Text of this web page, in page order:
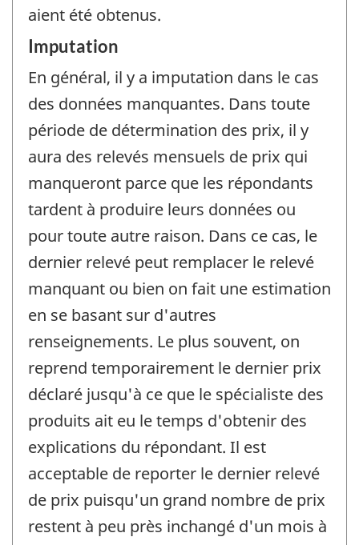
aient été obtenus.
Imputation
En général, il y a imputation dans le cas
des données manquantes. Dans toute
période de détermination des prix, il y
aura des relevés mensuels de prix qui
manqueront parce que les répondants
tardent à produire leurs données ou
pour toute autre raison. Dans ce cas, le
dernier relevé peut remplacer le relevé
manquant ou bien on fait une estimation
en se basant sur d'autres
renseignements. Le plus souvent, on
reprend temporairement le dernier prix
déclaré jusqu'à ce que le spécialiste des
produits ait eu le temps d'obtenir des
explications du répondant. Il est
acceptable de reporter le dernier relevé
de prix puisqu'un grand nombre de prix
restent à peu près inchangé d'un mois à